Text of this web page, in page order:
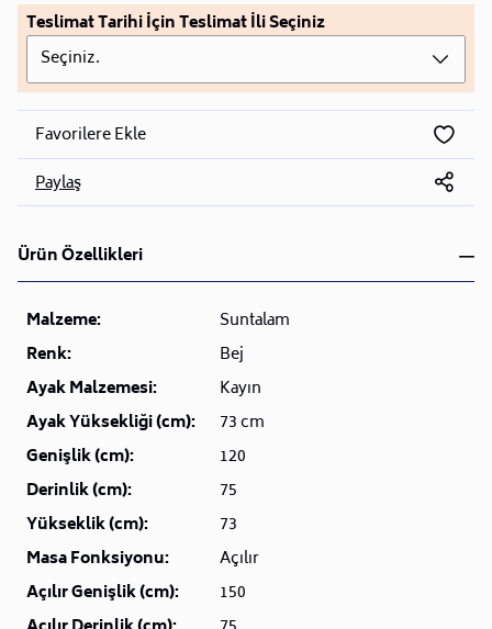
Teslimat Tarihi İçin Teslimat İli Seçiniz
Seçiniz.
Favorilere Ekle
Paylaş
Ürün Özellikleri
Malzeme:
Suntalam
Renk:
Bej
Ayak Malzemesi:
Kayın
Ayak Yüksekliği (cm):
73 cm
Genişlik (cm):
120
Derinlik (cm):
75
Yükseklik (cm):
73
Masa Fonksiyonu:
Açılır
Açılır Genişlik (cm):
150